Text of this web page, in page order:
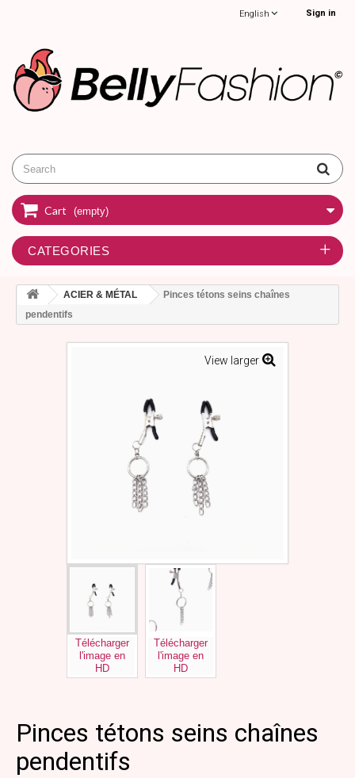
Sign in
English
Cart (empty)
CATEGORIES
ACIER & MÉTAL
Pinces tétons seins chaînes
pendentifs
View larger
Télécharger
l'image en
HD
Télécharger
l'image en
HD
Pinces tétons seins chaînes
pendentifs